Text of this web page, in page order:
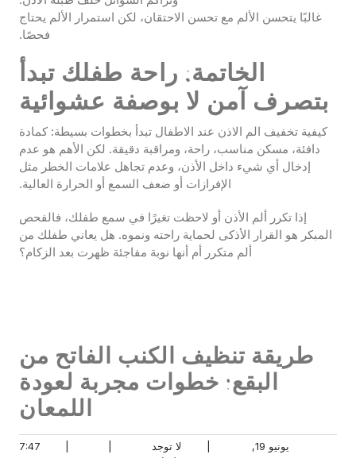
غالبًا يتحسن الألم مع تحسن الاحتقان، لكن استمرار الألم يحتاج
فحصًا.
الخاتمة: راحة طفلك تبدأ
بتصرف آمن لا بوصفة عشوائية
كيفية تخفيف الم الاذن عند الاطفال تبدأ بخطوات بسيطة: كمادة
دافئة، مسكن مناسب، راحة، ومراقبة دقيقة. لكن الأهم هو عدم
إدخال أي شيء داخل الأذن، وعدم تجاهل علامات الخطر مثل
الإفرازات أو ضعف السمع أو الحرارة العالية.
إذا تكرر ألم الأذن أو لاحظت تغيرًا في سمع طفلك، فالفحص
المبكر هو القرار الأذكى لحماية راحته ونموه. هل يعاني طفلك من
ألم متكرر أم أنها نوبة مفاجئة ظهرت بعد الزكام؟
طريقة تنظيف الكنب الفاتح من
البقع: خطوات مجربة لعودة
اللمعان
يونيو 19,
لا توجد
7:47